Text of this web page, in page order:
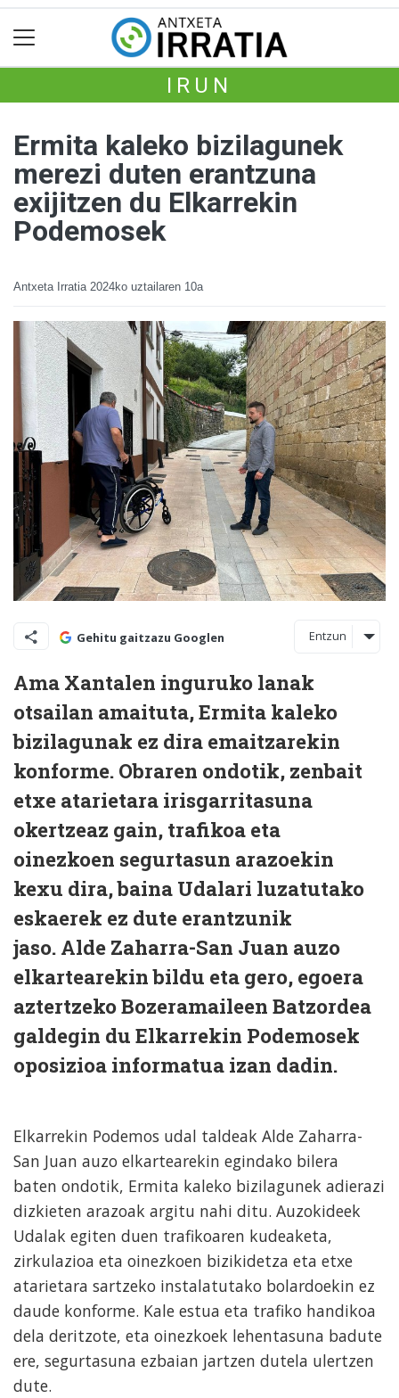
IRUN
Ermita kaleko bizilagunek
merezi duten erantzuna
exijitzen du Elkarrekin
Podemosek
Antxeta Irratia 2024ko uztailaren 10a
Gehitu gaitzazu Googlen Entzun
Ama Xantalen inguruko lanak
otsailan amaituta, Ermita kaleko
bizilagunak ez dira emaitzarekin
konforme. Obraren ondotik, zenbait
etxe atarietara irisgarritasuna
okertzeaz gain, trafikoa eta
oinezkoen segurtasun arazoekin
kexu dira, baina Udalari luzatutako
eskaerek ez dute erantzunik
jaso. Alde Zaharra-San Juan auzo
elkartearekin bildu eta gero, egoera
aztertzeko Bozeramaileen Batzordea
galdegin du Elkarrekin Podemosek
oposizioa informatua izan dadin.
Elkarrekin Podemos udal taldeak Alde Zaharra-
San Juan auzo elkartearekin egindako bilera
baten ondotik, Ermita kaleko bizilagunek adierazi
dizkieten arazoak argitu nahi ditu. Auzokideek
Udalak egiten duen trafikoaren kudeaketa,
zirkulazioa eta oinezkoen bizikidetza eta etxe
atarietara sartzeko instalatutako bolardoekin ez
daude konforme. Kale estua eta trafiko handikoa
dela deritzote, eta oinezkoek lehentasuna badute
ere, segurtasuna ezbaian jartzen dutela ulertzen
dute.